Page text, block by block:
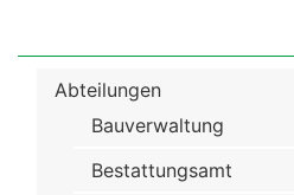
Menü
Verwaltung
Abteilungen
Bauverwaltung
Bestattungsamt